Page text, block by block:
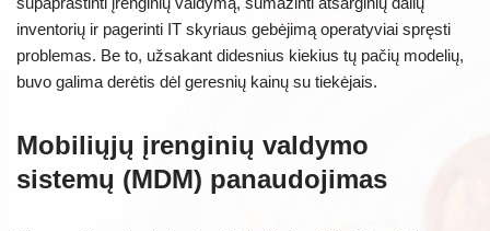
inventorių ir pagerinti IT skyriaus gebėjimą operatyviai spręsti
problemas. Be to, užsakant didesnius kiekius tų pačių modelių,
buvo galima derėtis dėl geresnių kainų su tiekėjais.
Mobiliųjų įrenginių valdymo
sistemų (MDM) panaudojimas